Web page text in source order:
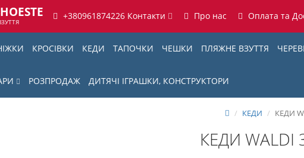
+380961874226 Контакти Про нас Оплата та
КРОСІВКИ КЕДИ ТАПОЧКИ ЧЕШКИ ПЛЯЖНЕ ВЗУТТЯ
РОЗПРОДАЖ ДИТЯЧІ ІГРАШКИ, КОНСТРУКТОРИ
КЕДИ КЕДИ
КЕДИ WALDI